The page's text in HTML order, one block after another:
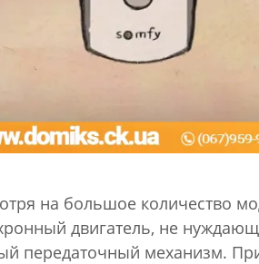
на большое количество
двигатель, не
передаточный механизм. При